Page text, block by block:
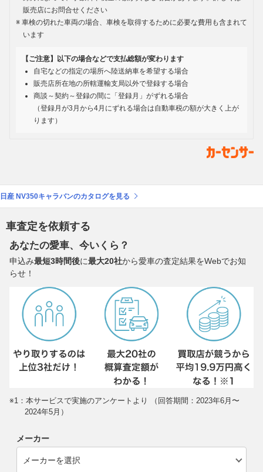
販売店にお問合せください
車検の切れた車両の場合、車検を取得するために必要な費用も含まれて
います
【ご注意】以下の場合などで支払総額が変わります
自宅などの指定の場所へ陸送納車を希望する場合
販売店所在地の所轄運輸支局以外で登録する場合
商談～契約～登録の間に「登録月」がずれる場合
（登録月が3月から4月にずれる場合は自動車税の額が大きく上が
ります）
日産 NV350キャラバンのカタログを見る
車査定を依頼する
あなたの愛車、今いくら？
申込み最短3時間後に最大20社から愛車の査定結果をWebでお知
らせ！
※1：本サービスで実施のアンケートより （回答期間：2023年6月〜
2024年5月）
メーカー